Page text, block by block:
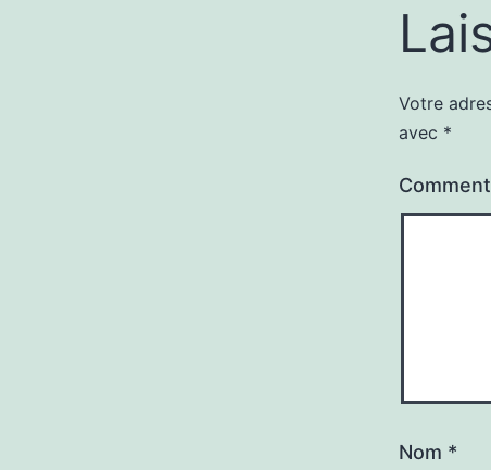
Votre
avec *
Nom *